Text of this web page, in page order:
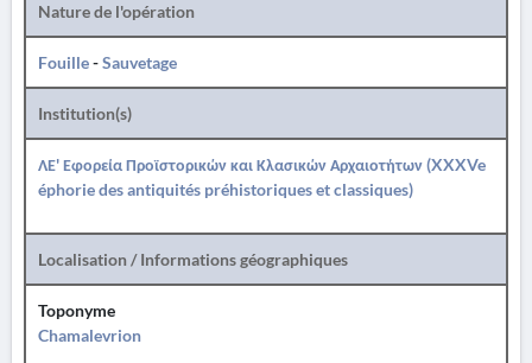
Nature de l'opération
Fouille-Sauvetage
Institution(s)
ΛΕ' Εφορεία Προϊστορικών και Κλασικών Αρχαιοτήτων (XXXVe
éphorie des antiquités préhistoriques et classiques)
Localisation / Informations géographiques
Toponyme
Chamalevrion